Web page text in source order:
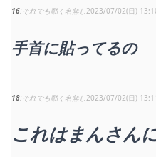
16 それでも動く名無し 2023/07/02(日)
手首に貼ってるの
18 それでも動く名無し 2023/07/02(日)
これはまんさん